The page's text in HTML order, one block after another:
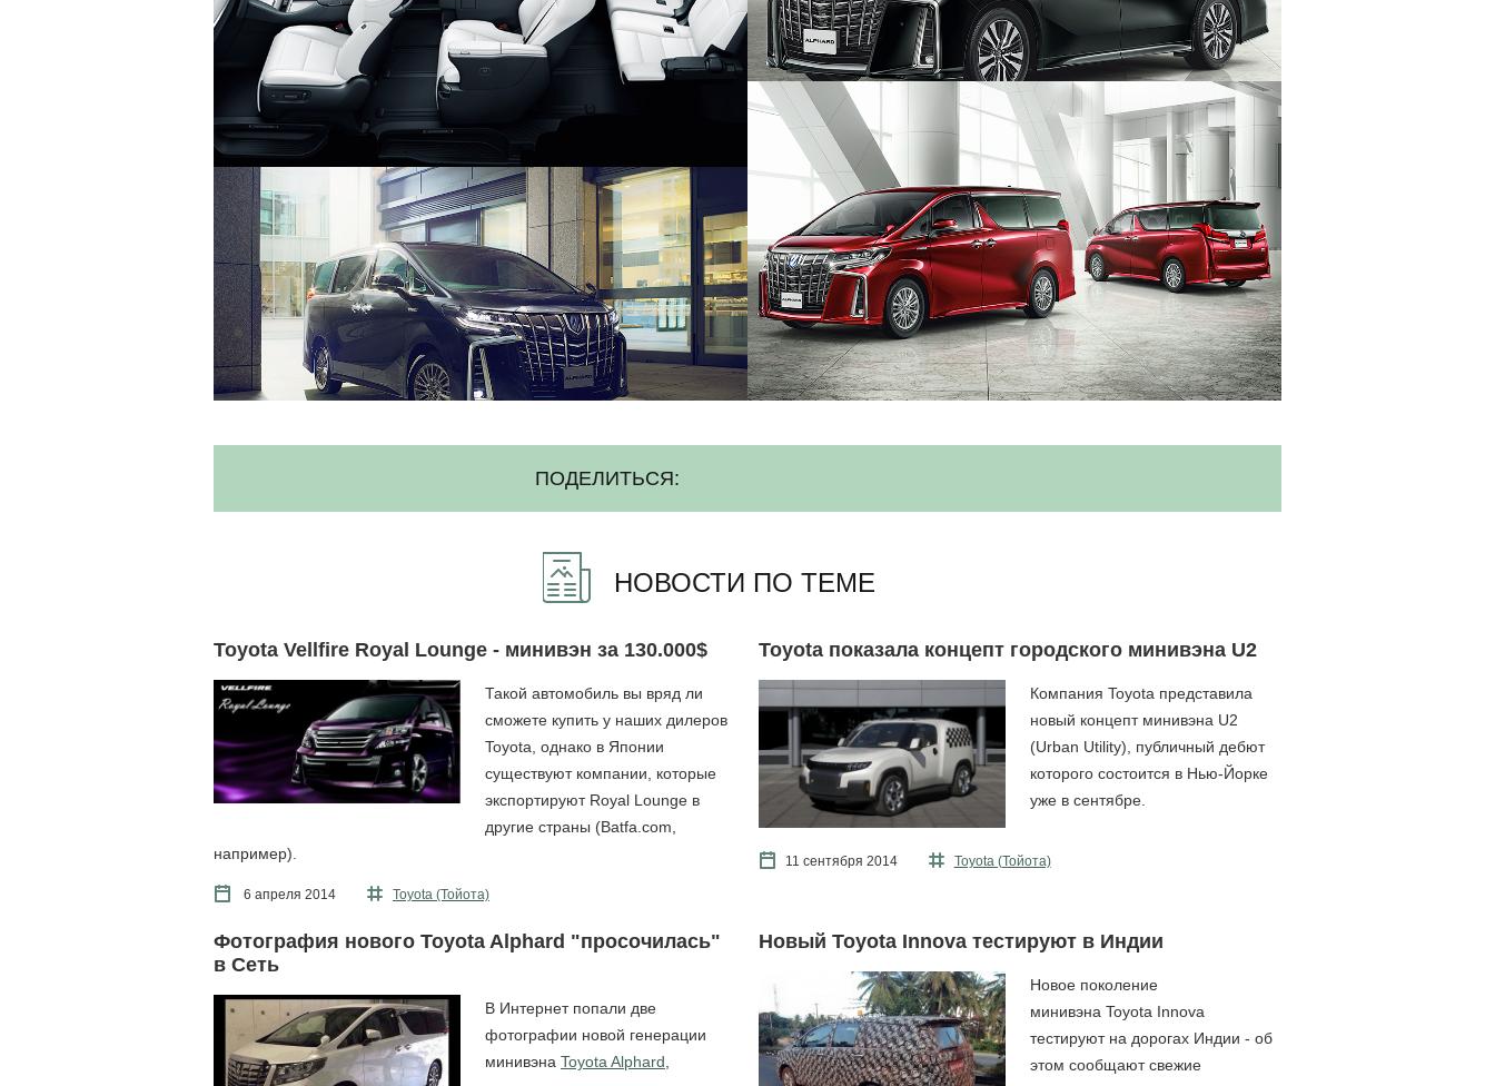
ПОДЕЛИТЬСЯ:
НОВОСТИ ПО ТЕМЕ
Toyota Vellfire Royal Lounge - минивэн за 130.000$
Такой автомобиль вы вряд ли
сможете купить у наших дилеров
Toyota, однако в Японии
существуют компании, которые
экспортируют Royal Lounge в
другие страны (Batfa.com,
например).
6 апреля 2014 Toyota (Тойота)
Toyota показала концепт городского минивэна U2
Компания Toyota представила
новый концепт минивэна U2
(Urban Utility), публичный дебют
которого состоится в Нью-Йорке
уже в сентябре.
11 сентября 2014 Toyota (Тойота)
Фотография нового Toyota Alphard "просочилась"
в Сеть
В Интернет попали две
фотографии новой генерации
минивэна Toyota Alphard,
Новый Toyota Innova тестируют в Индии
Новое поколение
минивэна Toyota Innova
тестируют на дорогах Индии - об
этом сообщают свежие